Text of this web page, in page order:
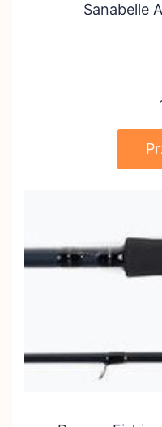
Sanabelle